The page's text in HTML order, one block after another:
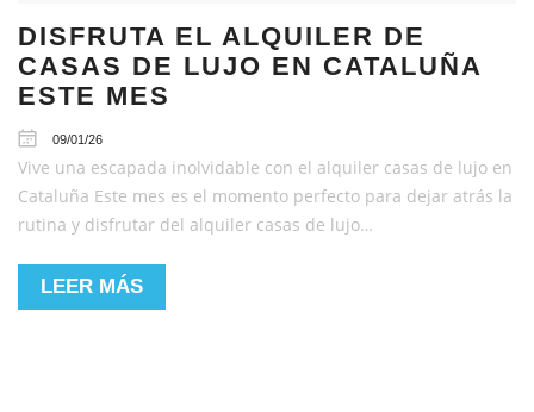
DISFRUTA EL ALQUILER DE
CASAS DE LUJO EN CATALUÑA
ESTE MES
09/01/26
Vive una escapada inolvidable con el alquiler casas de lujo en
Cataluña Este mes es el momento perfecto para dejar atrás la
rutina y disfrutar del alquiler casas de lujo…
LEER MÁS